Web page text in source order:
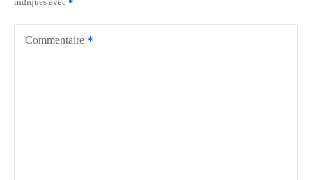
a
indiqués avec
Commentaire